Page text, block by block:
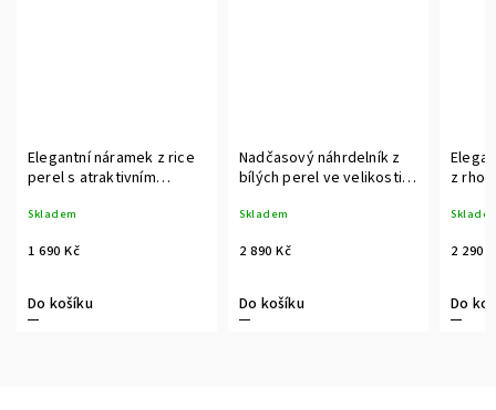
Elegantní náramek z rice
perel s atraktivním
akcentem
Skladem
1 690 Kč
Do košíku
Nadčasový náhrdelník z
bílých perel ve velikosti
Skladem
2 890 Kč
Do košíku
z
2 290
Do